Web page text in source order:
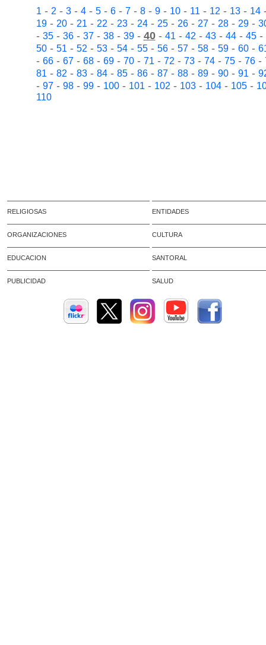
1- 2- 3- 4- 5- 6- 7- 8- 9- 10- 11- 12- 13- 14
19- 20- 21- 22- 23- 24- 25- 26- 27- 28- 29-
- 35- 36- 37- 38- 39- 40- 41- 42- 43- 44- 45-
50- 51- 52- 53- 54- 55- 56- 57- 58- 59- 60-
- 66- 67- 68- 69- 70- 71- 72- 73- 74- 75- 76-
81- 82- 83- 84- 85- 86- 87- 88- 89- 90- 91-
- 97- 98- 99- 100- 101- 102- 103- 104- 105-
110
RELIGIOSAS ENTIDADES
ORGANIZACIONES CULTURA
EDUCACION SANTORAL
PUBLICIDAD SALUD